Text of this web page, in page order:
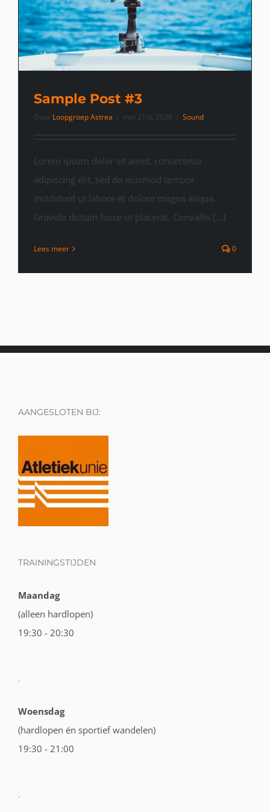
Sample Post #3
Door Loopgroep Astrea mei 21st, 2020 Sound
Lorem ipsum dolor sit amet, consectetur
adipiscing elit, sed do eiusmod tempor
incididunt ut labore et dolore magna aliqua.
Gravida dictum fusce ut placerat. Convallis [...]
Lees meer 0
AANGESLOTEN BIJ:
TRAININGSTIJDEN
Maandag
(alleen hardlopen)
19:30 - 20:30
.
Woensdag
(hardlopen én sportief wandelen)
19:30 - 21:00
.